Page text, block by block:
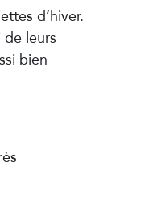
d’hiver.
de leurs
bien